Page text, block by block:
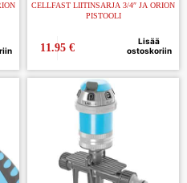
CELLFAST LIITINSARJA 3/4″ JA ORION
PISTOOLI
11.95 €
Lisää
ostoskoriin